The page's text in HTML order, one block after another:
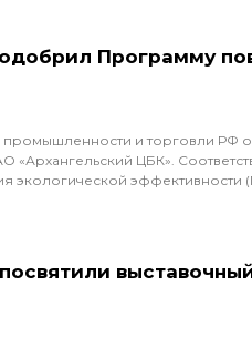
Программу
промышленности и торговли
«Архангельский ЦБК».
экологической